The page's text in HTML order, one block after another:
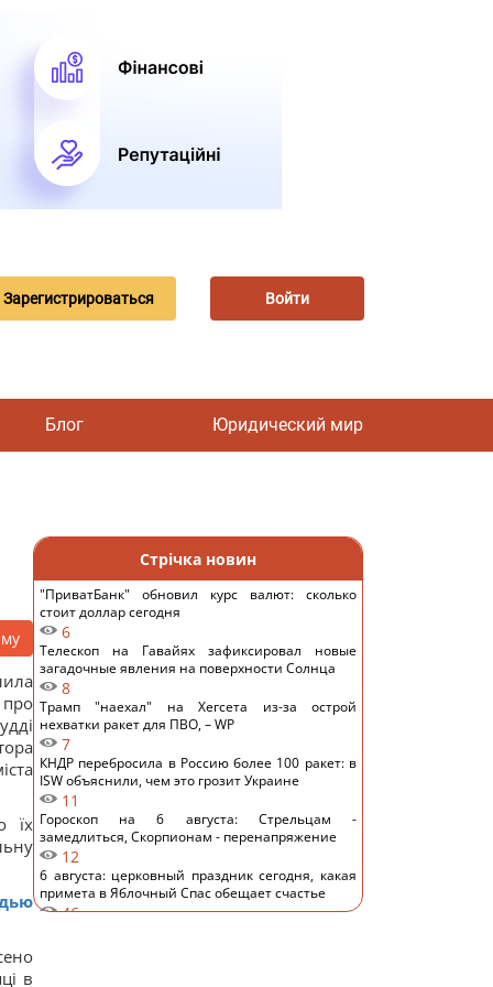
Зарегистрироваться Войти
Блог Юридический мир
про
їх
в
Стрічка новин
"ПриватБанк" обновил курс валют: сколько
стоит доллар сегодня
6
Телескоп на Гавайях зафиксировал новые
загадочные явления на поверхности Солнца
8
Трамп "наехал" на Хегсета из-за острой
нехватки ракет для ПВО, – WP
7
КНДР перебросила в Россию более 100 ракет: в
ISW объяснили, чем это грозит Украине
11
Гороскоп на 6 августа: Стрельцам -
замедлиться, Скорпионам - перенапряжение
12
6 августа: церковный праздник сегодня, какая
примета в Яблочный Спас обещает счастье
46